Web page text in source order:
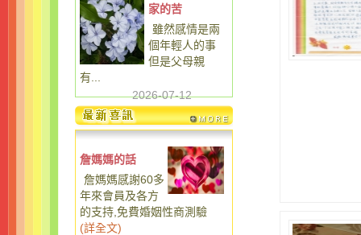
家的苦
雖然感情是兩
個年輕人的事
但是父母親
有...
2026-07-12
詹媽媽的話
詹媽媽感謝60多
年來會員及各方
的支持,免費婚姻性商測驗
(詳全文)